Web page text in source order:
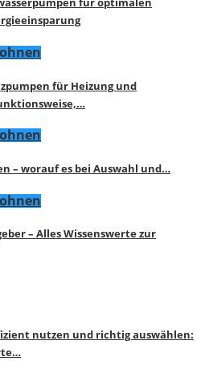
für Heizung und
– worauf es bei Auswahl und…
– Alles Wissenswerte zur
nutzen und richtig auswählen: